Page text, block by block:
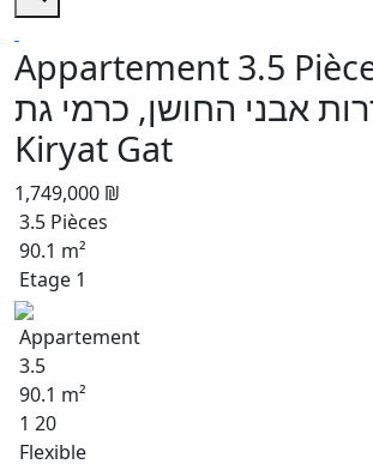
Appartement 3.5
אבני החושן, כרמי גת,
Kiryat Gat
1,749,000 ₪
3.5 Pièces
90.1 m²
Etage 1
Appartement
3.5
90.1 m²
1 20
Flexible